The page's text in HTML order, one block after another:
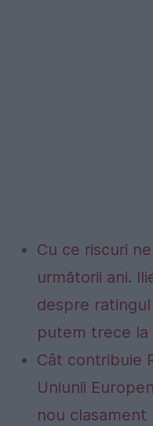
Cu ce riscuri
următorii ani.
despre ratingul
putem trece la
Cât contribuie
Uniunii
nou clasament